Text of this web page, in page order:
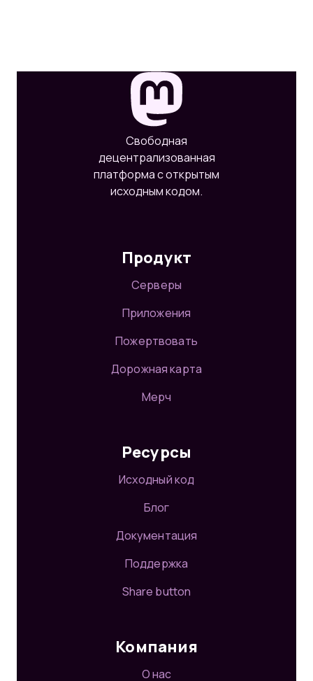
Свободная
децентрализованная
платформа с открытым
исходным кодом.
Продукт
Серверы
Приложения
Пожертвовать
Дорожная карта
Мерч
Ресурсы
Исходный код
Блог
Документация
Поддержка
Share button
Компания
О нас